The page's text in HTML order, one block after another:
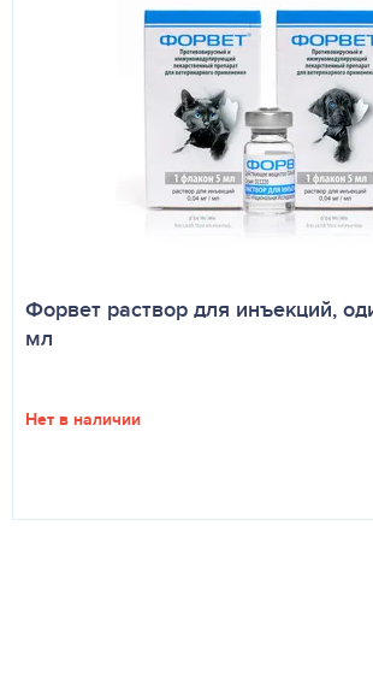
Форвет раствор для инъекций,
мл
Нет в наличии